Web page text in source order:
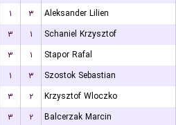
۱ ۳
Aleksander Lilien
۳ ۱
Schaniel Krzysztof
۳ ۱
Stapor Rafal
۱ ۳
Szostok Sebastian
۳ ۲
Krzysztof Wloczko
۳ ۲
Balcerzak Marcin